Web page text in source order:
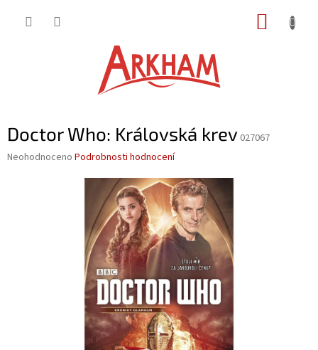
Doctor Who: Královská krev 027067
Průměrné
Neohodnoceno Podrobnosti hodnocení